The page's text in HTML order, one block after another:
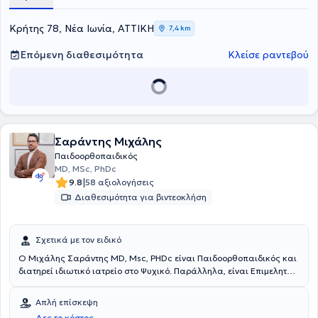
έλεγχο του μυοσκελετικού σε νεογνά και παιδιά στην Αυστρία και τη
Μεγάλη Βρετανία. Τέλος, ο γιατρός έχει διατελέσει
Παιδοορθοπαιδικός στο Μαιευτήριο "Μητέρα".
Κρήτης 78, Νέα Ιωνία, ΑΤΤΙΚΗ 7,4 km
Επόμενη διαθεσιμότητα Κλείσε ραντεβού
Σαράντης Μιχάλης
Παιδοορθοπαιδικός
MD, MSc, PhDc
9.8|58 αξιολογήσεις
Διαθεσιμότητα για βιντεοκλήση
Σχετικά με τον ειδικό
Ο Μιχάλης Σαράντης MD, Msc, PHDc είναι Παιδοορθοπαιδικός και
διατηρεί ιδιωτικό ιατρείο στο Ψυχικό. Παράλληλα, είναι Επιμελητής
Hospital. Έχει πολυετή εμπειρία καθώς έχει ειδικευτεί στο Γενικό
Νοσοκομείο Παίδων ''Αγία Σοφία'' και στη Δ' Ορθοπαιδική κλινική
Απλή επίσκεψη